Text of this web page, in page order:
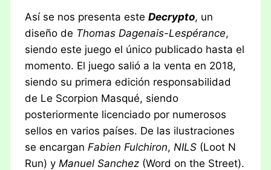
Así se nos presenta esteDecrypto, un
diseño de Thomas Dagenais-Lespérance,
siendo este juego el único publicado hasta el
momento. El juego salió a la venta en 2018,
siendo su primera edición responsabilidad
de Le Scorpion Masqué, siendo
posteriormente licenciado por numerosos
sellos en varios países. De las ilustraciones
se encargan Fabien Fulchiron, NILS (Loot N
Run) y Manuel Sanchez (Word on the Street).